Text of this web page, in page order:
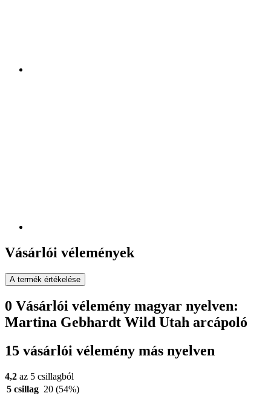
Vásárlói vélemények
A termék értékelése
0 Vásárlói vélemény magyar nyelven:
Martina Gebhardt Wild Utah arcápoló
15 vásárlói vélemény más nyelven
4,2 az 5 csillagból
5 csillag 20 (54%)